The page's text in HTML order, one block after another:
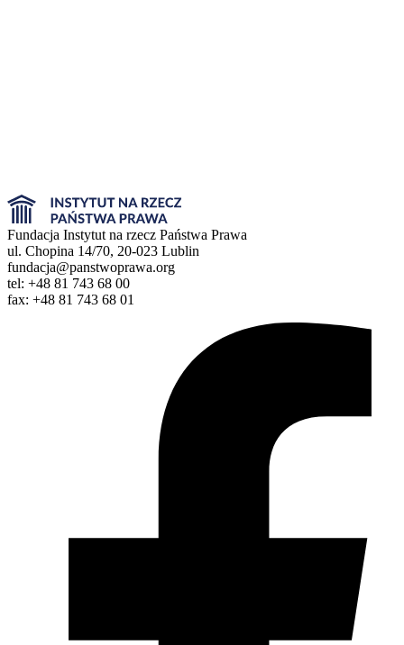
Fundacja Instytut na rzecz Państwa Prawa
ul. Chopina 14/70, 20-023 Lublin
fundacja@panstwoprawa.org
tel: +48 81 743 68 00
fax: +48 81 743 68 01